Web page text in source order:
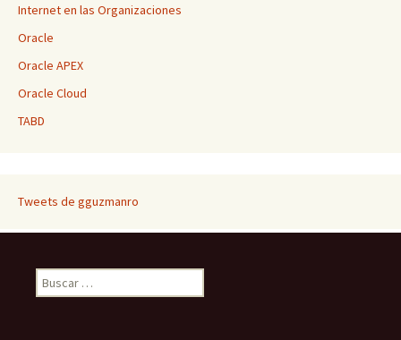
Internet en las Organizaciones
Oracle
Oracle APEX
Oracle Cloud
TABD
Tweets de gguzmanro
Buscar: